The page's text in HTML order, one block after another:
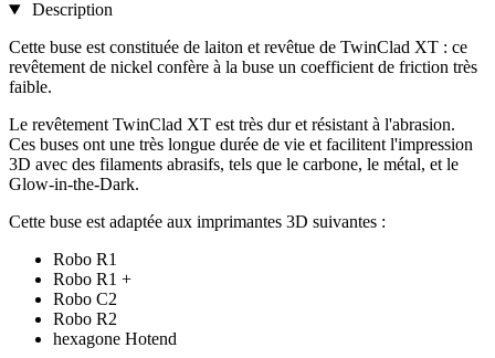
Description
Cette buse est constituée de laiton et revêtue de TwinClad XT : ce
revêtement de nickel confère à la buse un coefficient de friction très
faible.
Le revêtement TwinClad XT est très dur et résistant à l'abrasion.
Ces buses ont une très longue durée de vie et facilitent l'impression
3D avec des filaments abrasifs, tels que le carbone, le métal, et le
Glow-in-the-Dark.
Cette buse est adaptée aux imprimantes 3D suivantes :
Robo R1
Robo R1 +
Robo C2
Robo R2
hexagone Hotend